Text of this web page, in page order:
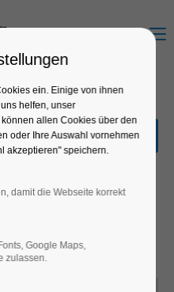
Menu
ein. Einige von ihnen
helfen, unser
allen Cookies über den
oder Ihre Auswahl vornehmen
akzeptieren" speichern.
damit die Webseite korrekt
Google Maps,
zulassen.